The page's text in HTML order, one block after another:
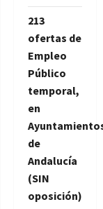
213
ofertas de
Empleo
Público
temporal,
en
de
Andalucía
(SIN
oposición)